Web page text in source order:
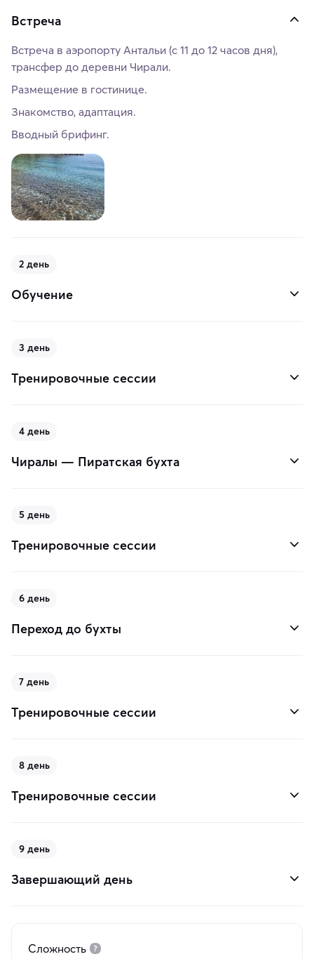
Встреча
Встреча в аэропорту Антальи (с 11 до 12 часов дня),
трансфер до деревни Чирали.
Размещение в гостинице.
Знакомство, адаптация.
Вводный брифинг.
2 день
Обучение
3 день
Тренировочные сессии
4 день
Чиралы — Пиратская бухта
5 день
Тренировочные сессии
6 день
Переход до бухты
7 день
Тренировочные сессии
8 день
Тренировочные сессии
9 день
Завершающий день
Сложность